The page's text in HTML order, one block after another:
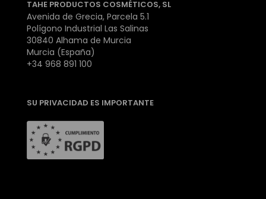
TAHE PRODUCTOS COSMÉTICOS, SL
Avenida de Grecia, Parcela 5.1
Polígono Industrial Las Salinas
30840 Alhama de Murcia
Murcia (España)
+34 968 891 100
SU PRIVACIDAD ES IMPORTANTE